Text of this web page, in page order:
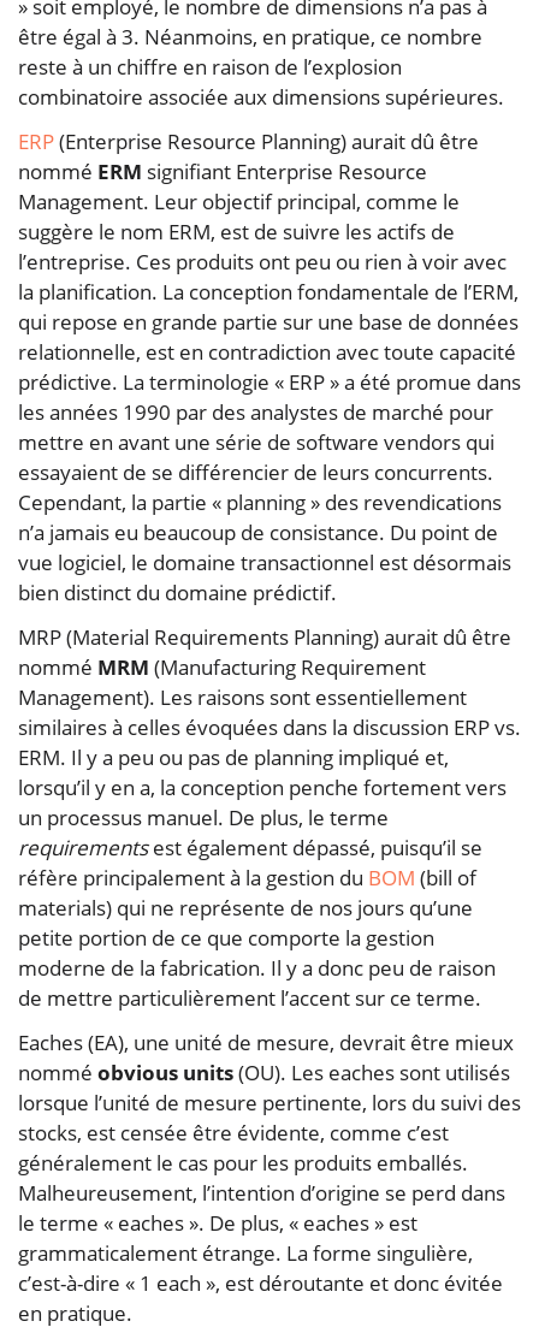
» soit employé, le nombre de dimensions n’a pas à
être égal à 3. Néanmoins, en pratique, ce nombre
reste à un chiffre en raison de l’explosion
combinatoire associée aux dimensions supérieures.
ERP(Enterprise Resource Planning) aurait dû être
nommé ERM signifiant Enterprise Resource
Management. Leur objectif principal, comme le
suggère le nom ERM, est de suivre les actifs de
l’entreprise. Ces produits ont peu ou rien à voir avec
la planification. La conception fondamentale de l’ERM,
qui repose en grande partie sur une base de données
relationnelle, est en contradiction avec toute capacité
prédictive. La terminologie « ERP » a été promue dans
les années 1990 par des analystes de marché pour
mettre en avant une série de software vendors qui
essayaient de se différencier de leurs concurrents.
Cependant, la partie « planning » des revendications
n’a jamais eu beaucoup de consistance. Du point de
vue logiciel, le domaine transactionnel est désormais
bien distinct du domaine prédictif.
MRP (Material Requirements Planning) aurait dû être
nommé MRM (Manufacturing Requirement
Management). Les raisons sont essentiellement
similaires à celles évoquées dans la discussion ERP vs.
ERM. Il y a peu ou pas de planning impliqué et,
lorsqu’il y en a, la conception penche fortement vers
un processus manuel. De plus, le terme
requirementsest également dépassé, puisqu’il se
réfère principalement à la gestion du BOM (bill of
materials) qui ne représente de nos jours qu’une
petite portion de ce que comporte la gestion
moderne de la fabrication. Il y a donc peu de raison
de mettre particulièrement l’accent sur ce terme.
Eaches (EA), une unité de mesure, devrait être mieux
nommé obvious units(OU). Les eaches sont utilisés
lorsque l’unité de mesure pertinente, lors du suivi des
stocks, est censée être évidente, comme c’est
généralement le cas pour les produits emballés.
Malheureusement, l’intention d’origine se perd dans
le terme « eaches ». De plus, « eaches » est
grammaticalement étrange. La forme singulière,
c’est-à-dire « 1 each », est déroutante et donc évitée
en pratique.